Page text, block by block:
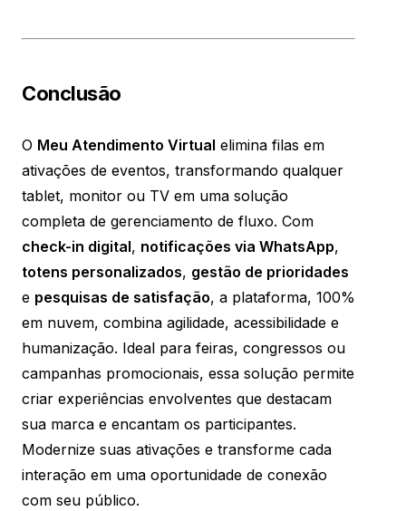
Conclusão
O Meu Atendimento Virtual elimina filas em
ativações de eventos, transformando qualquer
tablet, monitor ou TV em uma solução
completa de gerenciamento de fluxo. Com
check-in digital, notificações via WhatsApp,
totens personalizados, gestão de prioridades
e pesquisas de satisfação, a plataforma, 100%
em nuvem, combina agilidade, acessibilidade e
humanização. Ideal para feiras, congressos ou
campanhas promocionais, essa solução permite
criar experiências envolventes que destacam
sua marca e encantam os participantes.
Modernize suas ativações e transforme cada
interação em uma oportunidade de conexão
com seu público.